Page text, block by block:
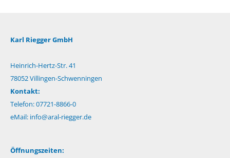
Karl Riegger GmbH
Heinrich-Hertz-Str. 41
78052 Villingen-Schwenningen
Kontakt:
Telefon: 07721-8866-0
eMail: info@aral-riegger.de
Öffnungszeiten: